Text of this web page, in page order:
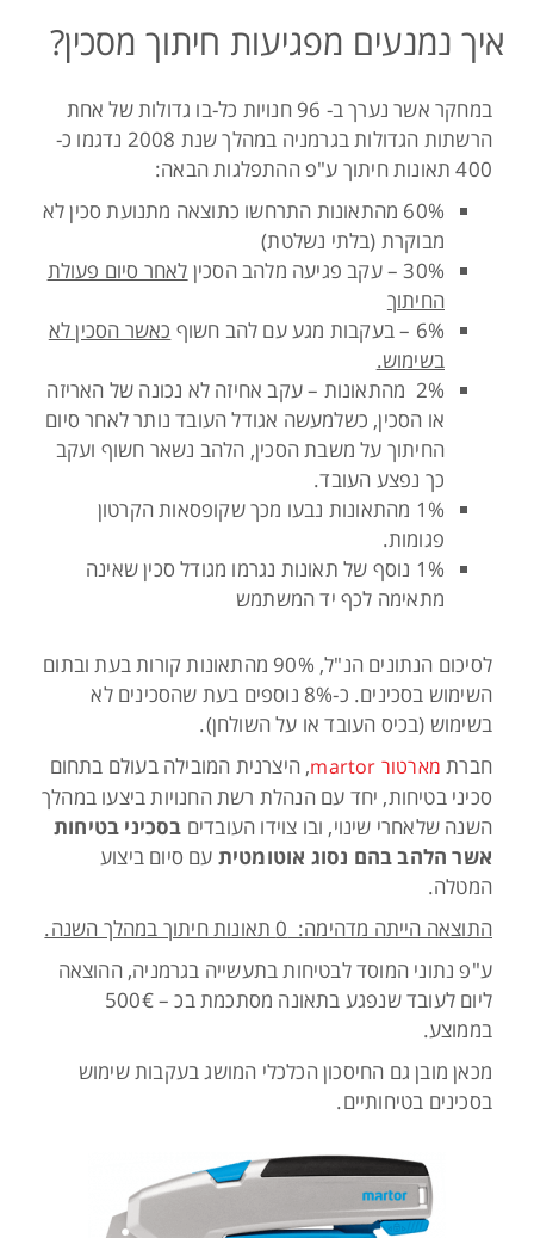
איך נמנעים מפגיעות חיתוך מסכין?
במחקר אשר נערך ב- 96 חנויות כל-בו גדולות של אחת
הרשתות הגדולות בגרמניה במהלך שנת 2008 נדגמו כ-
400 תאונות חיתוך ע"פ ההתפלגות הבאה:
60% מהתאונות התרחשו כתוצאה מתנועת סכין לא
מבוקרת (בלתי נשלטת)
30% – עקב פגיעה מלהב הסכין
לאחר סיום פעולת
החיתוך
6% – בעקבות מגע עם להב חשוף
כאשר הסכין לא
בשימוש.
2% מהתאונות – עקב אחיזה לא נכונה של האריזה
או הסכין, כשלמעשה אגודל העובד נותר לאחר סיום
החיתוך על משבת הסכין, הלהב נשאר חשוף ועקב
כך נפצע העובד.
1% מהתאונות נבעו מכך שקופסאות הקרטון
פגומות.
1% נוסף של תאונות נגרמו מגודל סכין שאינה
מתאימה לכף יד המשתמש
לסיכום הנתונים הנ"ל, 90% מהתאונות קורות בעת ובתום
השימוש בסכינים. כ-8% נוספים בעת שהסכינים לא
בשימוש (בכיס העובד או על השולחן).
חברת מארטור martor
, היצרנית המובילה בעולם בתחום
סכיני בטיחות, יחד עם הנהלת רשת החנויות ביצעו במהלך
השנה שלאחרי שינוי, ובו צוידו העובדים בסכיני בטיחות
אשר הלהב בהם נסוג אוטומטית עם סיום ביצוע
המטלה.
התוצאה הייתה מדהימה: 0 תאונות חיתוך במהלך השנה.
ע"פ נתוני המוסד לבטיחות בתעשייה בגרמניה, ההוצאה
ליום לעובד שנפגע בתאונה מסתכמת בכ – 500€
בממוצע.
מכאן מובן גם החיסכון הכלכלי המושג בעקבות שימוש
בסכינים בטיחותיים.